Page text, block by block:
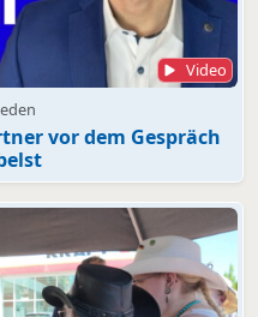
Video
vor dem Gespräch